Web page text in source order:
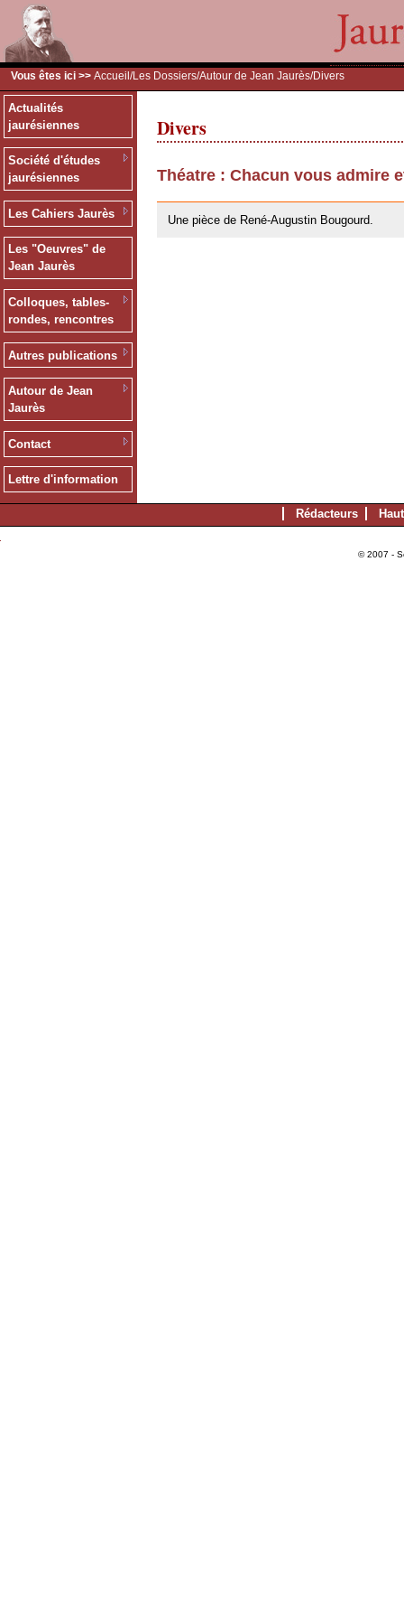
Vous êtes ici >> Accueil /Les Dossiers/Autour de Jean Jaurès/Divers
Actualités
jaurésiennes
Société d'études
jaurésiennes
Les Cahiers Jaurès
Les "Oeuvres" de
Jean Jaurès
Colloques, tables-
rondes, rencontres
Autres publications
Autour de Jean
Jaurès
Contact
Lettre d'information
Divers
Théatre : Chacun vous admire
Une pièce de René-Augustin Bougourd.
Rédacteurs
© 2007 -